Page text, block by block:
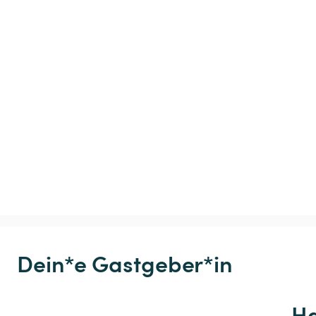
Dein*e Gastgeber*in